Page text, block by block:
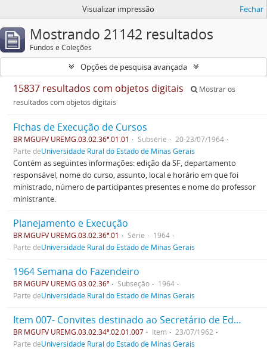
Visualizar impressão Fechar
Mostrando 21142 resultados
Fundos e Coleções
Opções de pesquisa avançada
15837 resultados com objetos digitais
Mostrar os
resultados com objetos digitais
Fichas de Execução de Cursos
BR MGUFV UREMG.03.02.36ª.01.01 Subsérie
20-23/07/1964
Parte deUniversidade Rural do Estado de Minas Gerais
Contém as seguintes informações: edição da SF, departamento
responsável, nome do curso, assunto, local e horário em que foi
ministrado, número de participantes presentes e nome do professor
ministrante.
Planejamento e Execução
BR MGUFV UREMG.03.02.36ª.01 Série
1964
Parte deUniversidade Rural do Estado de Minas Gerais
1964 Semana do Fazendeiro
BR MGUFV UREMG.03.02.36ª Subseção
1964
Parte deUniversidade Rural do Estado de Minas Gerais
Item 007- Convites destinado ao Secretário de Educação
BR MGUFV UREMG.03.02.34ª.02.01.007 Item
23/07/1962
Parte deUniversidade Rural do Estado de Minas Gerais